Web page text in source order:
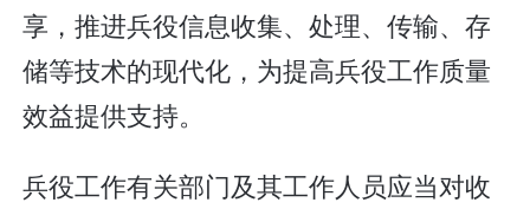
享，推进兵役信息收集、处理、传输、存
储等技术的现代化，为提高兵役工作质量
效益提供支持。
兵役工作有关部门及其工作人员应当对收